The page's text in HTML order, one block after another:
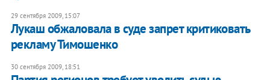
29 сентября 2009, 15:07
Лукаш обжаловала в суде запрет критиковать
рекламу Тимошенко
30 сентября 2009, 18:51